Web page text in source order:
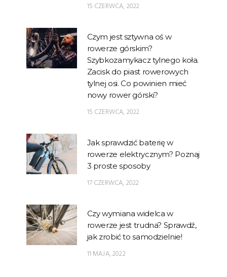
15 CZERWCA, 2022
Czym jest sztywna oś w
rowerze górskim?
Szybkozamykacz tylnego koła.
Zacisk do piast rowerowych
tylnej osi. Co powinien mieć
nowy rower górski?
15 CZERWCA, 2022
Jak sprawdzić baterię w
rowerze elektrycznym? Poznaj
3 proste sposoby
17 CZERWCA, 2022
Czy wymiana widelca w
rowerze jest trudna? Sprawdź,
jak zrobić to samodzielnie!
11 MAJA, 2022